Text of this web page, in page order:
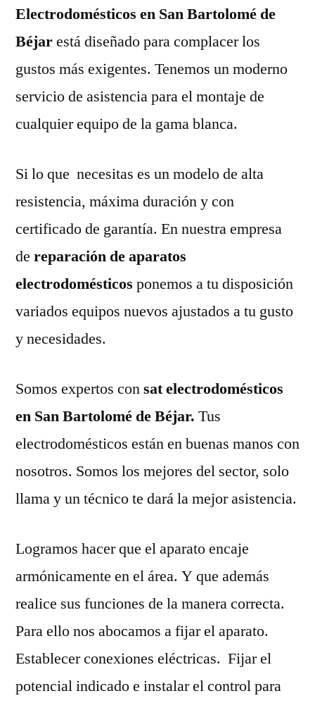
Electrodomésticos en San Bartolomé de
Béjarestá diseñado para complacer los
gustos más exigentes. Tenemos un moderno
servicio de asistencia para el montaje de
cualquier equipo de la gama blanca.
Si lo que necesitas es un modelo de alta
resistencia, máxima duración y con
certificado de garantía. En nuestra empresa
de reparación de aparatos
electrodomésticos ponemos a tu disposición
variados equipos nuevos ajustados a tu gusto
y necesidades.
Somos expertos consat electrodomésticos
en San Bartolomé de Béjar. Tus
electrodomésticos están en buenas manos con
nosotros. Somos los mejores del sector, solo
llama y un técnico te dará la mejor asistencia.
Logramos hacer que el aparato encaje
armónicamente en el área. Y que además
realice sus funciones de la manera correcta.
Para ello nos abocamos a fijar el aparato.
Establecer conexiones eléctricas. Fijar el
potencial indicado e instalar el control para